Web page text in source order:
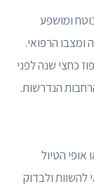
ומושפע
ומצבו הרפואי.
כחצי שנה לפני
הנדרשות.
הטיול
ולבדוק